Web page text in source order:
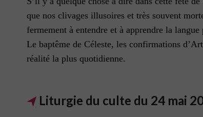
que nos clivages illusoires et très souvent
fermement à entendre et à apprendre la
Le baptême de Céleste, les confirmations
réalité la plus quotidienne.
Liturgie du culte du 24 mai